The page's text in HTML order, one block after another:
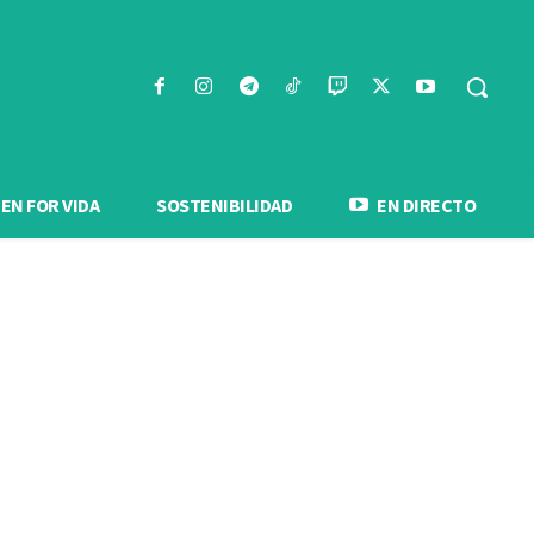
FOR VIDA SOSTENIBILIDAD EN DIRECTO